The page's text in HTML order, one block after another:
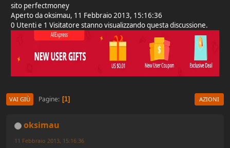
sito perfectmoney
Aperto da oksimau, 11 Febbraio 2013, 15:16:36
0 Utenti e 1 Visitatore stanno visualizzando questa discussione.
VAI GIÙ Pagine 1 AZIONI
oksimau
11 Febbraio 2013, 15:16:36